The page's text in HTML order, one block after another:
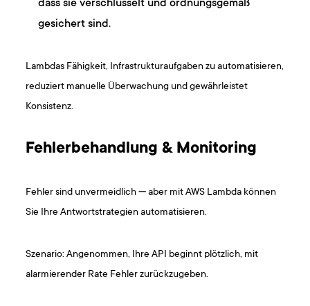
dass sie verschlüsselt und ordnungsgemäß
gesichert sind.
Lambdas Fähigkeit, Infrastrukturaufgaben zu automatisieren,
reduziert manuelle Überwachung und gewährleistet
Konsistenz.
Fehlerbehandlung & Monitoring
Fehler sind unvermeidlich — aber mit AWS Lambda können
Sie Ihre Antwortstrategien automatisieren.
Szenario: Angenommen, Ihre API beginnt plötzlich, mit
alarmierender Rate Fehler zurückzugeben.